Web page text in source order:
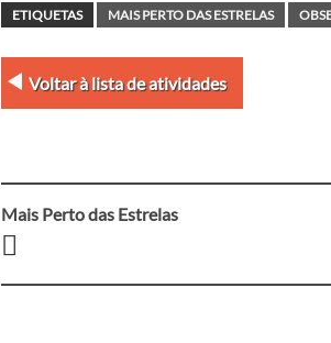
ETIQUETAS MAIS PERTO DAS ESTRELAS
Voltar à lista de atividades
Navegação
entre
Mais Perto das Estrelas